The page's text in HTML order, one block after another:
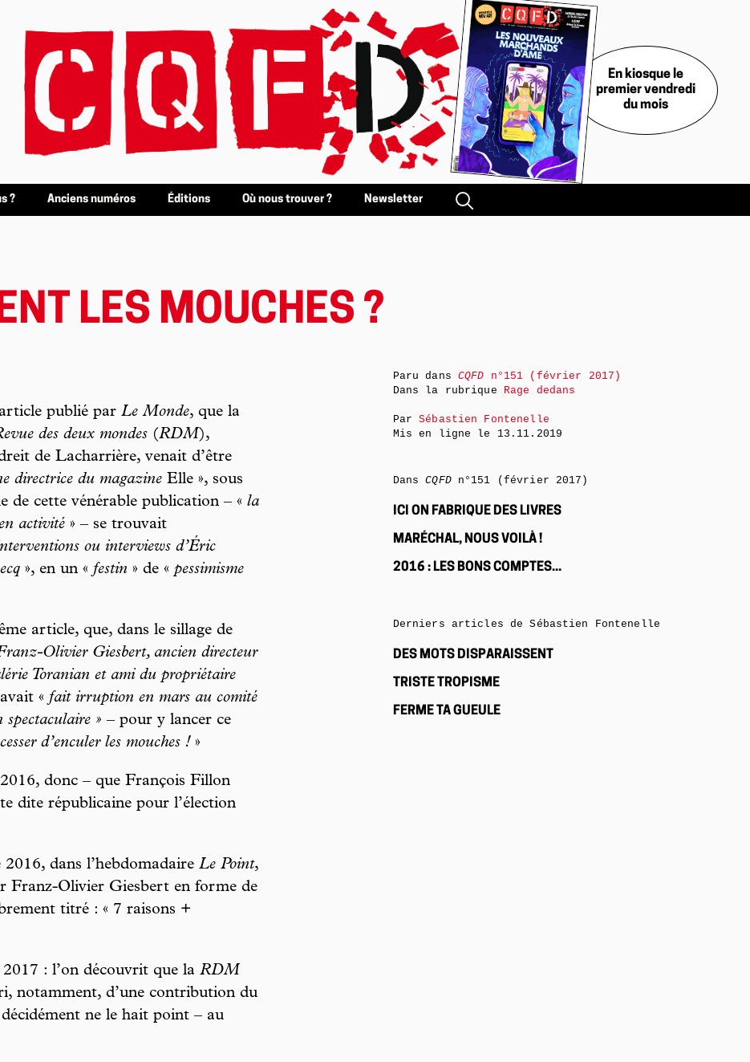
En kiosque le
premier vendredi
du mois
? Anciens numéros Éditions Où nous trouver ? Newsletter
LES MOUCHES ?
publié par Le Monde, que la
des deux mondes (RDM),
de Lacharrière, venait d’être
directrice du magazine Elle », sous
de cette vénérable publication – « la
activité » – se trouvait
ou interviews d’Éric
», en un « festin » de « pessimisme
article, que, dans le sillage de
Olivier Giesbert, ancien directeur
Toranian et ami du propriétaire
avait « fait irruption en mars au comité
spectaculaire » – pour y lancer ce
d’enculer les mouches ! »
donc – que François Fillon
dite républicaine pour l’élection
dans l’hebdomadaire Le Point,
Franz-Olivier Giesbert en forme de
titré : « 7 raisons +
: l’on découvrit que la RDM
notamment, d’une contribution du
ne le hait point – au
Paru dans CQFD n°151 (février 2017)
Dans la rubrique Rage dedans
ParSébastien Fontenelle
Mis en ligne le 13.11.2019
DansCQFDn°151 (février 2017)
ICI ON FABRIQUE DES LIVRES
MARÉCHAL, NOUS VOILÀ !
2016 : LES BONS COMPTES...
Derniers articles de Sébastien Fontenelle
DES MOTS DISPARAISSENT
TRISTE TROPISME
FERME TA GUEULE